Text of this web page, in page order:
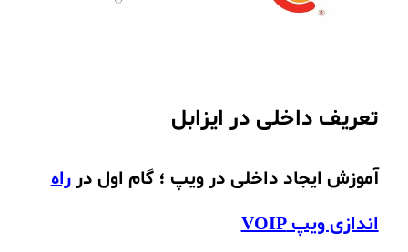
تعریف داخلی در ایزابل
آموزش ایجاد داخلی در ویپ ؛ گام اول درراه
اندازی ویپ VOIP